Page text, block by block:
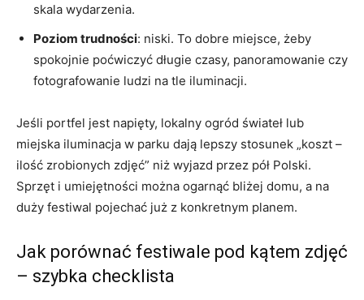
skala wydarzenia.
Poziom trudności: niski. To dobre miejsce, żeby
spokojnie poćwiczyć długie czasy, panoramowanie czy
fotografowanie ludzi na tle iluminacji.
Jeśli portfel jest napięty, lokalny ogród świateł lub
miejska iluminacja w parku dają lepszy stosunek „koszt –
ilość zrobionych zdjęć” niż wyjazd przez pół Polski.
Sprzęt i umiejętności można ogarnąć bliżej domu, a na
duży festiwal pojechać już z konkretnym planem.
Jak porównać festiwale pod kątem zdjęć
– szybka checklista